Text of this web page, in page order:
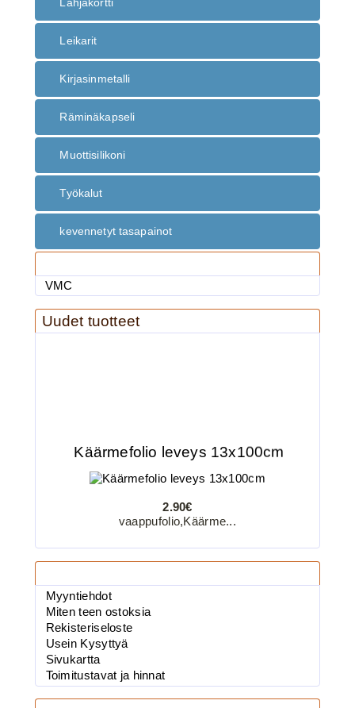
Lahjakortti
Leikarit
Kirjasinmetalli
Räminäkapseli
Muottisilikoni
Työkalut
kevennetyt tasapainot
VMC
Uudet tuotteet
Käärmefolio leveys 13x100cm
2.90€
vaappufolio,Käärme...
BKK 6062-1X Black Nickel
Kolmihaarakoukku N.2
3.90€
BKK 6062-1X Black Ni...
Myyntiehdot
Miten teen ostoksia
Rekisteriseloste
Usein Kysyttyä
Sivukartta
Toimitustavat ja hinnat